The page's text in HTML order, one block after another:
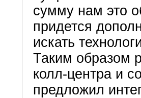
сумму нам это
придется
искать
Таким образом
колл-центра и
предложил